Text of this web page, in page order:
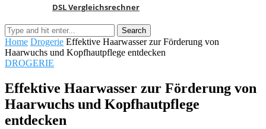
DSL Vergleichsrechner
Home Drogerie Effektive Haarwasser zur Förderung von
Haarwuchs und Kopfhautpflege entdecken
DROGERIE
Effektive Haarwasser zur Förderung von
Haarwuchs und Kopfhautpflege
entdecken